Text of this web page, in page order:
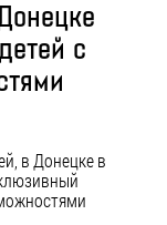
с
в Донецке в